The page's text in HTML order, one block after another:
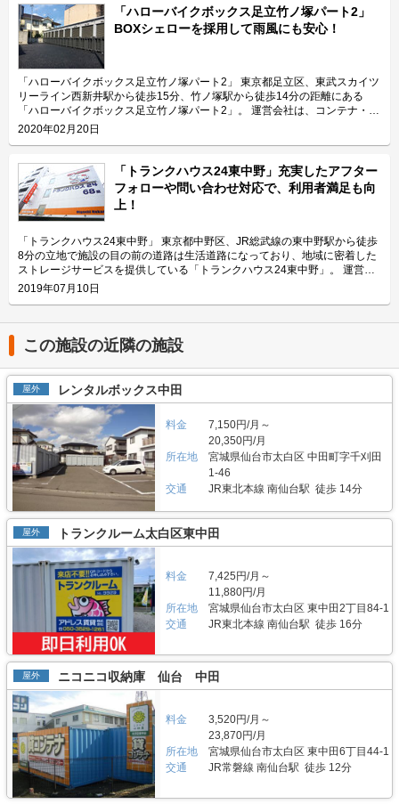
ージ北上野」の特長を教えてください。 東京メトロ日比谷線の入谷駅から
徒歩4分、JR山手線の鶯谷駅から徒歩10分の場所に位置する「ハローバイク
ガレージ北上野」。駅近なバイク駐車スペースであり、24時間365日ご利用
頂けます。広さ2.25帖・幅130cm・奥行き270cmのスペースをご用意して
おり、大型バイクの駐車にも対応可能です。また、屋内型トランクルーム
「ハローストレージ北上野」と隣接していてパーツやメンテナンス用品の収
納にご利用頂けます。ツーリングにお出掛する際にも大変便利です。 主に
どんな方がご利用されているのでしょうか？ 主に入谷駅周辺エリアを中心
とした近隣エリアの方々にご利用頂いています。「ハローバイクガレージ北
上野」は鶯谷や上野、稲荷町、田原町などからもアクセス良好なバイク専用
施設なので、近隣エリアのライダーから人気があります。大きめの駐車スペ
ースのため、アメリカンクルーザー、レーサー・スポーツタイプ、ビッグス
クーターなど、高級車や大型車の保管にもご利用頂いております。 セキュ
リティや安全面について教えてください。 「ハローバイクガレージ北上
野」は屋内タイプで雨風を防ぐことができ、また、電動シャッターや防犯カ
メラなどを設置しているためセキュリテイ面もしっかりしているので、盗難
やイタズラから愛車を守りたい、大切なバイクを雨風で汚したくない方にお
すすめです。 費用や契約について教えてください。 月額17,400円（税込）
の価格でバイク1台を駐車できます。施設の詳細な仕様については事前内覧
をおすすめ致します。ご契約の前に駐車スペースや立地など確認頂けます。
契約時はバイクのメーカー・車種・ナンバーを確認していますが、これから
バイクを購入する方はお問い合わせの際にお知らせください。時期によって
は使用料や事務手数料がお得になるキャンペーンも実施していますので、
LIFULLトランクルームのメール又は電話にてお問い合わせください。 編集
後記 「ハローバイクガレージ北上野」は駅から近くて万全なセキュリティ
はお早めにお問い合わせした方が良さそうだ。 運営会社は東証マザーズ上
場企業でもあるエリアリンク株式会社。2016年頃、西東京エリアで試験的
にはじめた駐車場タイプのバイクパーキングは当初ここまでの拡大を予想し
ていなかったとのことだが、順調に拡大を続け、現在、都内を中心に1,000
台分ほどスペースを管理している（2020年1月現在）。その運営ノウハウが
ある「ハローバイクガレージ北上野」は、誰もが安心して利用できる施設な
ので、愛車を守りたい近隣エリアの方は要チェックなスポットではないかと
思った。
「ハローバイクボックス足立竹ノ塚パート2」
BOXシェローを採用して雨風にも安心！
「ハローバイクボックス足立竹ノ塚パート2」 東京都足立区、東武スカイツ
リーライン西新井駅から徒歩15分、竹ノ塚駅から徒歩14分の距離にある
「ハローバイクボックス足立竹ノ塚パート2」。 運営会社は、コンテナ・ス
トレージ業界でトップレベルのシェアを誇り、東証マザーズにも上場してい
るエリアリンク株式会社です。 今回は、エリアリンク株式会社が運営して
ご紹介致します。 「ハローバイクボックス足立竹ノ塚パート2」の特長を教
えてください。 ボックスタイプの「ハローバイクボックス足立竹ノ塚パー
ト2」は、国道4号線から車でアクセスしやすい立地にある施設です。 広さ2
帖・幅110cm・奥行き252cm・高さ197cmのバイクボックスが17室ご用意
しており、24時間365日自由にご利用頂けます。 エリアリンク株式会社の
「ハローバイクボックス」は全国のライダー様から愛されているBOXシェ
ローを採用した施設のため、風雨による汚れや浸食に強いのが特長です。幅
広いラダーレールが付いており、バイクの乗り入れが簡単です。また、ボッ
クス内には棚を設置しておりますので、ヘルメットなどの小物を置くことも
可能です。パーツやメンテナンス用品も収納できるのでとても便利です。
主にどんな方がご利用されているのでしょうか？ 東武伊勢崎線やつくばエ
クスプレス線が通る足立区内にお住いのライダーの方を中心にご利用頂いて
おります。主にアメリカンクルーザーやビッグスクーター、レーサー・スポ
ーツタイプなど高級車又は大型車の保管が多くみられます。 セキュリティ
や安全面について教えてください。 「ハローバイクボックス足立竹ノ塚パ
ート2」はBOXシェローを採用した施設のため屋外タイプのバイクパーキン
グと違って雨風を防ぐことができ、盗難のリスクも抑えることができます。
各バイクボックスにバイクを収納するタイプなので、他の方のバイクを気に
する必要がありません。セキュリティ面としてバイクボックスの扉に南京錠
をつけており、安心してバイクを保管できる収納スペースです。また、施設
内には外灯照明も完備していますので、夜間でもバイクを出し入れしやすい
環境です。 費用や契約について教えてください。 月額11,300円（税込）の
価格でバイクボックスをご利用頂けます。「ハローバイクボックス足立竹ノ
塚パート2」は施設見学が可能なので、バイクボックスの大きさや立地が気
になる方は見学を申し込みください。契約時はバイクのナンバーを確認して
います。これからバイクを購入する方はお問い合わせの際にお知らせくださ
い。時期によっては月額使用料や事務手数料がお得になるキャンペーンも実
施していますので、LIFULLトランクルームの施設詳細ページをご覧くださ
い。 編集後記 現在、都内を中心に約1,000台（2020年1月現在）のバイク専
用スペースを管理しているエリアリンク株式会社。2016年頃、西東京エリ
アで試験的にはじめた駐車場タイプのバイクパーキングは当初ここまでの拡
大を予想していなかったとのことだが、順調に拡大を続けているという。人
気施設の一つである足立区の「ハローバイクボックス足立竹ノ塚パート2」
は、風雨による汚れや浸食防止に強いBOXシェローを採用しており、東証
マザーズ上場企業が運営しているバイク専用のスペースなので、安心して利
用できると思った。
2020年02月20日
「トランクハウス24東中野」充実したアフター
フォローや問い合わせ対応で、利用者満足も向
上！
「トランクハウス24東中野」 東京都中野区、JR総武線の東中野駅から徒歩
8分の立地で施設の目の前の道路は生活道路になっており、地域に密着した
ストレージサービスを提供している「トランクハウス24東中野」。 運営会
社はエリアリンク株式会社。コンテナ・ストレージ業界でトップシェアを誇
り、東証マザーズにも上場している会社です。全国に展開しているレンタル
に利用されています。 今回は、エリアリンク株式会社が運営している「ト
ランクハウス24東中野」の特徴や利用用途の傾向、会社の想いなどをご紹
介します。 トランクハウス24東中野の特徴を教えてください。 2018年12
月にオープンした「トランクハウス24東中野」。1階〜4階まで1軒まるごと
トランクルームで、部屋の大きさは0.9帖のコンパクトサイズから9.8帖の大
きいサイズまで展開しています。24時間365日利用でき、セキュリティも空
調も最新設備を整えているため、衣類・本・季節物などの荷物から大型家具
や機材・備品など法人利用まで幅広い用途にご利用いただけます。 主にど
んな方がご利用されているのでしょうか？ お客様は店舗から1.5キロ圏内に
お住いの方がほとんどです。他社であれば3キロ圏内程か車で移動する場所
にあることが多いのですが、「トランクハウス24」は住宅街の生活道路に
面しているため地域に密着した運営ができています（ご自宅から車で荷物を
運送するサービスも利用可能）。また、利用用途で多いのはファミリー層の
他、都心の店舗は一人暮らしの若い方や女性、法人企業にも利用いただいて
います。任意に調査したユーザーインタビューでは「一度使うと便利さが分
かった」という声も多く、衣類や本などの趣味や生活用品を自宅以外の押入
れに入れておく感覚で中長期的に利用されている傾向があります。 セキュ
リティや安全面について教えてください。 トランクハウス24で細心の注意
を払っているのが空気の流れ。外が寒いから中は暖かくではなく、結露やカ
ビができないように温度調整が必要で、その鍵を握るのが、各階に数点設置
しているサーキュレーター。風を送り込み部屋の空気を循環させることで荷
物を保管するのに最適な環境を1年中作り出しています。また、トランクハ
ウス24東中野店では、スマートキーや専用アプリによる鍵の解錠施錠にも
対応。警備会社と契約をしているため、万が一のことがあっても対応できる
ことはもちろん、小さなトラブルでも問い合わせれば、自社の物件管理部隊
がすぐに駆けつける体制も整備しています。 費用や契約について教えてく
ださい。 簡単手続き。スマートキーを採用したことで、その場で専用アプ
リを使って施設のエントランスキーを解錠でき、スタッフの立会いがなくて
もスムーズに内覧できます。また、Webやスマホのみでも契約申し込みが
できるので、最短即日利用も可能です。不明点があれば、お気軽にお問い合
わせください。 編集後記 誰もが知っているキャラクター「キティちゃん」
がビル正面に大きく貼られているトランクハウス24。インパクトがありな
がらも、街の景色に馴染んでいる親しみやすい印象を受けた。2018年から
開始した新しいトランクルームのサービスだが、そのはじめたきっかけをお
2019年07月10日
この施設の近隣の施設
屋外 レンタルボックス中田
料金
7,150円/月～
20,350円/月
所在地
宮城県仙台市太白区 中田町字千刈田
1-46
交通
JR東北本線 南仙台駅 徒歩 14分
屋外 トランクルーム太白区東中田
料金
7,425円/月～
11,880円/月
所在地
宮城県仙台市太白区 東中田2丁目84-1
交通
JR東北本線 南仙台駅 徒歩 16分
屋外 ニコニコ収納庫 仙台 中田
料金
3,520円/月～
23,870円/月
所在地
宮城県仙台市太白区 東中田6丁目44-1
交通
JR常磐線 南仙台駅 徒歩 12分